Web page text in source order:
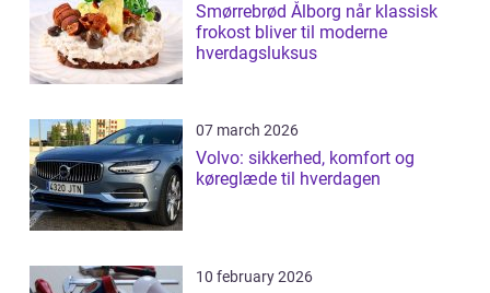
Smørrebrød Ålborg når klassisk
frokost bliver til moderne
hverdagsluksus
07 march 2026
Volvo: sikkerhed, komfort og
køreglæde til hverdagen
10 february 2026